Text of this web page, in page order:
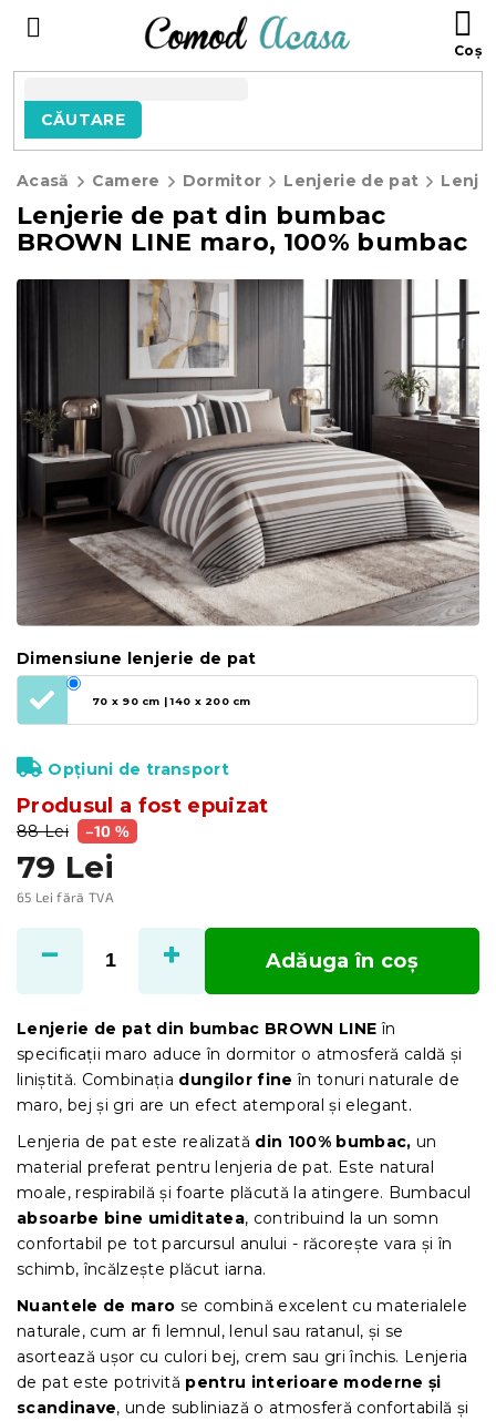
CĂUTARE
Acasă Camere Dormitor Lenjerie de pat
Lenjerie de pat din bumbac
BROWN LINE maro, 100% bumbac
88 Lei –10 %
79 Lei
65 Lei fără TVA
preţ:
Produsul a fost epuizat
Dimensiune lenjerie de pat
70 x 90 cm | 140 x 200 cm
Opțiuni de transport
Adăuga în coş
Lenjerie de pat din bumbac BROWN LINE în
specificații maro aduce în dormitor o atmosferă caldă și
liniștită. Combinația dungilor fine în tonuri naturale de
maro, bej și gri are un efect atemporal și elegant.
Lenjeria de pat este realizată din 100% bumbac, un
material preferat pentru lenjeria de pat. Este natural
moale, respirabilă și foarte plăcută la atingere. Bumbacul
absoarbe bine umiditatea, contribuind la un somn
confortabil pe tot parcursul anului - răcorește vara și în
schimb, încălzește plăcut iarna.
Nuantele de maro se combină excelent cu materialele
naturale, cum ar fi lemnul, lenul sau ratanul, și se
asortează ușor cu culori bej, crem sau gri închis. Lenjeria
de pat este potrivită pentru interioare moderne și
scandinave, unde subliniază o atmosferă confortabilă și